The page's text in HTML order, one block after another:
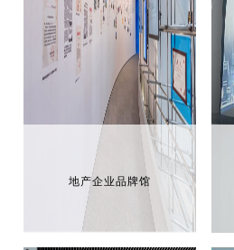
地产企业品牌馆